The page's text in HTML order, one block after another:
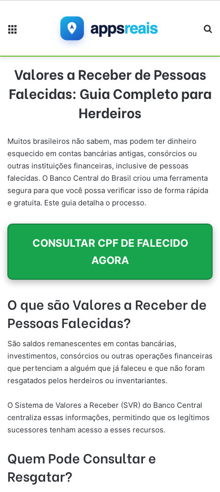
Valores a Receber de Pessoas
Falecidas: Guia Completo para
Herdeiros
Muitos brasileiros não sabem, mas podem ter dinheiro
esquecido em contas bancárias antigas, consórcios ou
outras instituições financeiras, inclusive de pessoas
falecidas. O Banco Central do Brasil criou uma ferramenta
segura para que você possa verificar isso de forma rápida
e gratuita. Este guia detalha o processo.
CONSULTAR CPF DE FALECIDO
AGORA
O que são Valores a Receber de
Pessoas Falecidas?
São saldos remanescentes em contas bancárias,
investimentos, consórcios ou outras operações financeiras
que pertenciam a alguém que já faleceu e que não foram
resgatados pelos herdeiros ou inventariantes.
O Sistema de Valores a Receber (SVR) do Banco Central
centraliza essas informações, permitindo que os legítimos
sucessores tenham acesso a esses recursos.
Quem Pode Consultar e
Resgatar?